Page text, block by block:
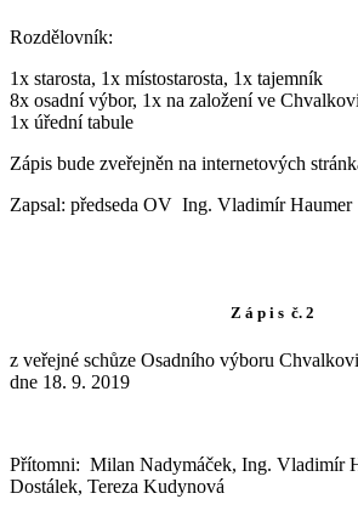
Rozdělovník:
1x starosta, 1x místostarosta, 1x tajemník
8x osadní výbor, 1x na založení ve
1x úřední tabule
Zápis bude zveřejněn na internetových
Zapsal: předseda OV Ing. Vladimír Haumer
Z á p i s č. 2
z veřejné schůze Osadního výboru
dne 18. 9. 2019
Přítomni: Milan Nadymáček, Ing. Vladimír
Dostálek, Tereza Kudynová